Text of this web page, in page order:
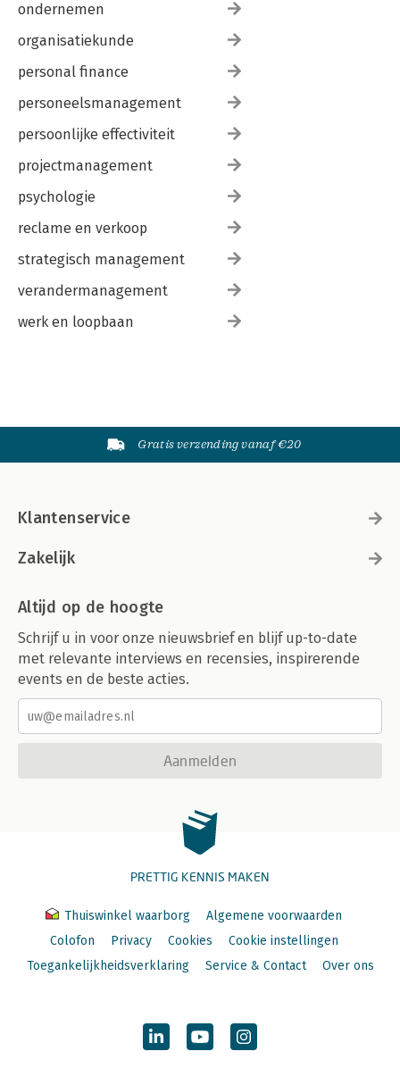
ondernemen
organisatiekunde
personal finance
personeelsmanagement
persoonlijke effectiviteit
projectmanagement
psychologie
reclame en verkoop
strategisch management
verandermanagement
werk en loopbaan
Gratis verzending vanaf €20
Klantenservice
Zakelijk
Altijd op de hoogte
Schrijf u in voor onze nieuwsbrief en blijf up-to-date
met relevante interviews en recensies, inspirerende
events en de beste acties.
Aanmelden
PRETTIG KENNIS MAKEN
Thuiswinkel waarborg
Algemene voorwaarden
Colofon
Privacy Cookies
Cookie instellingen
Toegankelijkheidsverklaring
Service & Contact Over ons